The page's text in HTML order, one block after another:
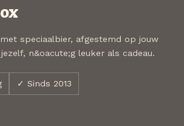
speciaalbier, afgestemd op jouw
n&oacute;g leuker als cadeau.
✓ Sinds 2013